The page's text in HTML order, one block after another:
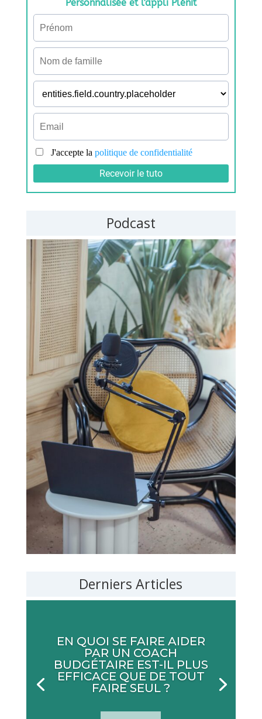
Podcast
Derniers Articles
EN QUOI SE FAIRE AIDER
PAR UN COACH
BUDGÉTAIRE EST-IL PLUS
EFFICACE QUE DE TOUT
FAIRE SEUL ?